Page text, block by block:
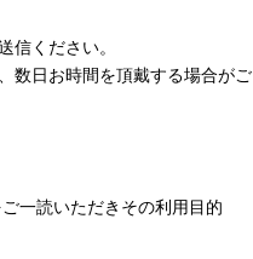
信ください。
数日お時間を頂戴する場合がご
ご一読いただきその利用目的